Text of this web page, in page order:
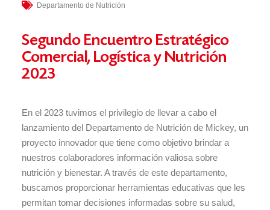
Departamento de Nutrición
Segundo Encuentro Estratégico
Comercial, Logística y Nutrición
2023
En el 2023 tuvimos el privilegio de llevar a cabo el
lanzamiento del Departamento de Nutrición de Mickey, un
proyecto innovador que tiene como objetivo brindar a
nuestros colaboradores información valiosa sobre
nutrición y bienestar. A través de este departamento,
buscamos proporcionar herramientas educativas que les
permitan tomar decisiones informadas sobre su salud,